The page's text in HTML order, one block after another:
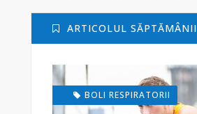
ARTICOLUL SĂPTĂMÂNII
BOLI RESPIRATORII